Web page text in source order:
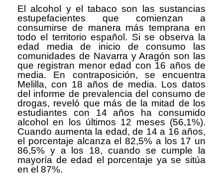
El alcohol y el tabaco son las sustancias
estupefacientes que comienzan a
consumirse de manera más temprana en
todo el territorio español. Si se observa la
edad media de inicio de consumo las
comunidades de Navarra y Aragón son las
que registran menor edad con 16 años de
media. En contraposición, se encuentra
Melilla, con 18 años de media. Los datos
del informe de prevalencia del consumo de
drogas, reveló que más de la mitad de los
estudiantes con 14 años ha consumido
alcohol en los últimos 12 meses (56,1%).
Cuando aumenta la edad, de 14 a 16 años,
el porcentaje alcanza el 82,5% a los 17 un
86,5% y a los 18, cuando se cumple la
mayoría de edad el porcentaje ya se sitúa
en el 87%.